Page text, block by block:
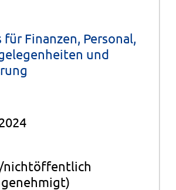
für Finanzen, Personal,
und